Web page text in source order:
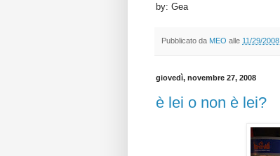
by: Gea
Pubblicato da MEO alle 11/29/2008
giovedì, novembre 27, 2008
è lei o non è lei?